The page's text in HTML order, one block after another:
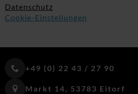
Datenschutz
Cookie-Einstellungen
+49 (0) 22 43 / 27 90
Markt 14, 53783 Eitorf